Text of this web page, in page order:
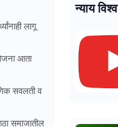
लागू
आता
सवलती व
समाजातील
न्याय विश्व